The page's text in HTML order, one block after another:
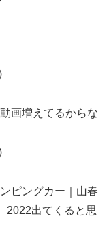
画増えてるからな
ピングカー｜山春
2022出てくると思